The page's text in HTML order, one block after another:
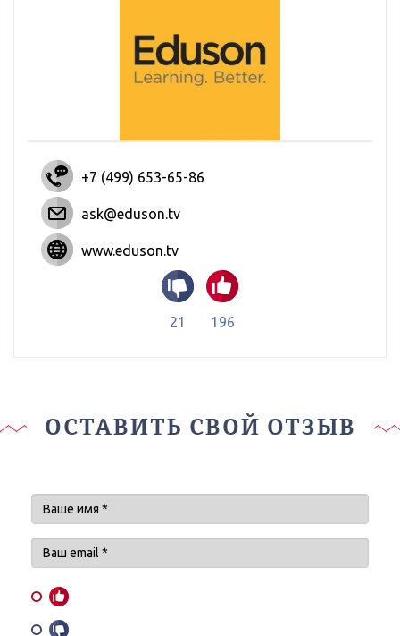
+7 (499) 653-65-86
ask@eduson.tv
www.eduson.tv
21 196
ОСТАВИТЬ СВОЙ ОТЗЫВ